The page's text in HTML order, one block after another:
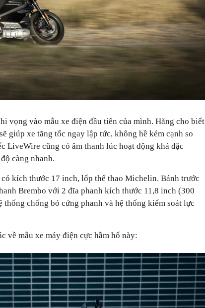
vọng vào mẫu xe điện đầu tiên của mình. Hãng cho biết
giúp xe tăng tốc ngay lập tức, không hề kém cạnh so
LiveWire cũng có âm thanh lúc hoạt động khá đặc
càng nhanh.
kích thước 17 inch, lốp thể thao Michelin. Bánh trước
Brembo với 2 đĩa phanh kích thước 11,8 inch (300
thống chống bó cứng phanh và hệ thống kiểm soát lực
về mẫu xe máy điện cực hầm hố này: